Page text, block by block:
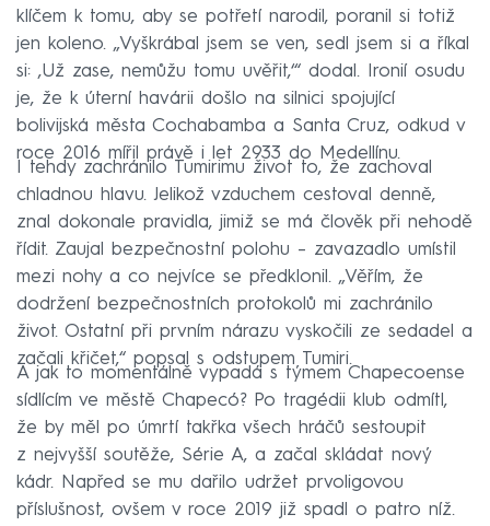
klíčem k tomu, aby se potřetí narodil, poranil si totiž
jen koleno. „Vyškrábal jsem se ven, sedl jsem si a říkal
si: ‚Už zase, nemůžu tomu uvěřit,‘“ dodal. Ironií osudu
je, že k úterní havárii došlo na silnici spojující
bolivijská města Cochabamba a Santa Cruz, odkud v
roce 2016 mířil právě i let 2933 do Medellínu.
I tehdy zachránilo Tumirimu život to, že zachoval
chladnou hlavu. Jelikož vzduchem cestoval denně,
znal dokonale pravidla, jimiž se má člověk při nehodě
řídit. Zaujal bezpečnostní polohu – zavazadlo umístil
mezi nohy a co nejvíce se předklonil. „Věřím, že
dodržení bezpečnostních protokolů mi zachránilo
život. Ostatní při prvním nárazu vyskočili ze sedadel a
začali křičet,“ popsal s odstupem Tumiri.
A jak to momentálně vypadá s týmem Chapecoense
sídlícím ve městě Chapecó? Po tragédii klub odmítl,
že by měl po úmrtí takřka všech hráčů sestoupit
z nejvyšší soutěže, Série A, a začal skládat nový
kádr. Napřed se mu dařilo udržet prvoligovou
příslušnost, ovšem v roce 2019 již spadl o patro níž.